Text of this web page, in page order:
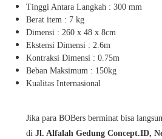
Tinggi Antara Langkah : 300 mm
Berat item : 7 kg
Dimensi : 260 x 48 x 8cm
Ekstensi Dimensi : 2.6m
Kontraksi Dimensi : 0.75m
Beban Maksimum : 150kg
Kualitas Internasional
Jika para BOBers berminat bisa
di Jl. Alfalah Gedung Concept.ID,